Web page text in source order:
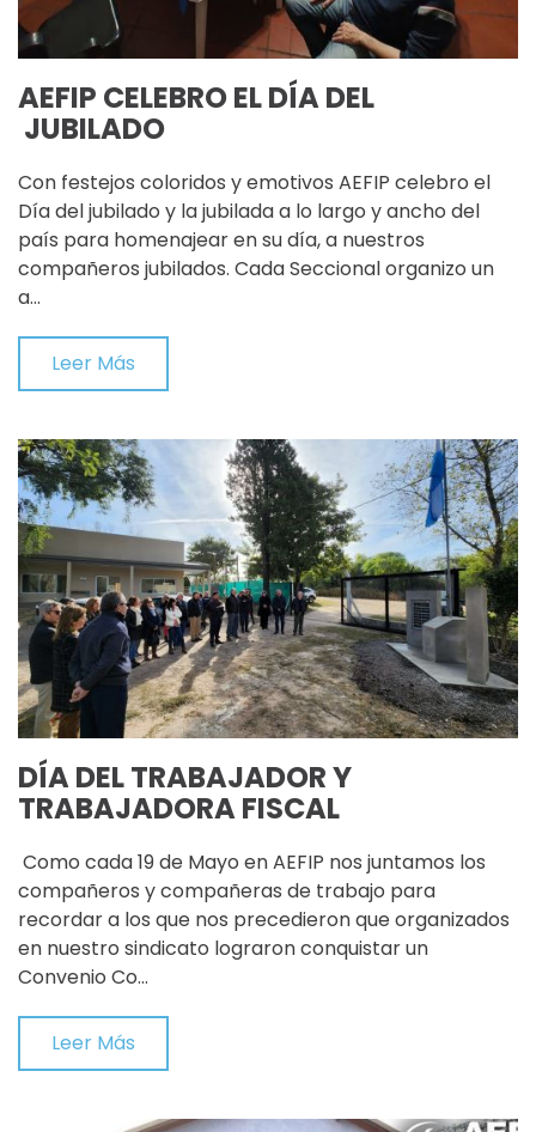
AEFIP CELEBRO EL DÍA DEL
JUBILADO
Con festejos coloridos y emotivos AEFIP celebro el
Día del jubilado y la jubilada a lo largo y ancho del
país para homenajear en su día, a nuestros
compañeros jubilados. Cada Seccional organizo un
a…
Leer Más
DÍA DEL TRABAJADOR Y
TRABAJADORA FISCAL
Como cada 19 de Mayo en AEFIP nos juntamos los
compañeros y compañeras de trabajo para
recordar a los que nos precedieron que organizados
en nuestro sindicato lograron conquistar un
Convenio Co…
Leer Más